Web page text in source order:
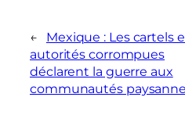
←
Mexique : Les cartels
autorités corrompues
déclarent la guerre aux
communautés